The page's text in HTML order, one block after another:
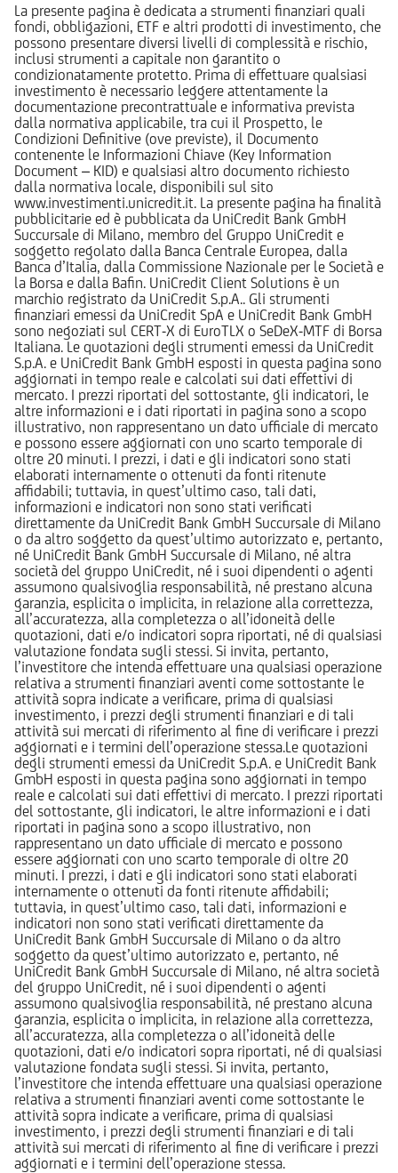
La presente pagina è dedicata a strumenti finanziari quali
fondi, obbligazioni, ETF e altri prodotti di investimento, che
possono presentare diversi livelli di complessità e rischio,
inclusi strumenti a capitale non garantito o
condizionatamente protetto. Prima di effettuare qualsiasi
investimento è necessario leggere attentamente la
documentazione precontrattuale e informativa prevista
dalla normativa applicabile, tra cui il Prospetto, le
Condizioni Definitive (ove previste), il Documento
contenente le Informazioni Chiave (Key Information
Document – KID) e qualsiasi altro documento richiesto
dalla normativa locale, disponibili sul sito
www.investimenti.unicredit.it. La presente pagina ha finalità
pubblicitarie ed è pubblicata da UniCredit Bank GmbH
Succursale di Milano, membro del Gruppo UniCredit e
soggetto regolato dalla Banca Centrale Europea, dalla
Banca d’Italia, dalla Commissione Nazionale per le Società e
la Borsa e dalla Bafin. UniCredit Client Solutions è un
marchio registrato da UniCredit S.p.A.. Gli strumenti
finanziari emessi da UniCredit SpA e UniCredit Bank GmbH
sono negoziati sul CERT-X di EuroTLX o SeDeX-MTF di Borsa
Italiana. Le quotazioni degli strumenti emessi da UniCredit
S.p.A. e UniCredit Bank GmbH esposti in questa pagina sono
aggiornati in tempo reale e calcolati sui dati effettivi di
mercato. I prezzi riportati del sottostante, gli indicatori, le
altre informazioni e i dati riportati in pagina sono a scopo
illustrativo, non rappresentano un dato ufficiale di mercato
e possono essere aggiornati con uno scarto temporale di
oltre 20 minuti. I prezzi, i dati e gli indicatori sono stati
elaborati internamente o ottenuti da fonti ritenute
affidabili; tuttavia, in quest’ultimo caso, tali dati,
informazioni e indicatori non sono stati verificati
direttamente da UniCredit Bank GmbH Succursale di Milano
o da altro soggetto da quest’ultimo autorizzato e, pertanto,
né UniCredit Bank GmbH Succursale di Milano, né altra
società del gruppo UniCredit, né i suoi dipendenti o agenti
assumono qualsivoglia responsabilità, né prestano alcuna
garanzia, esplicita o implicita, in relazione alla correttezza,
all’accuratezza, alla completezza o all’idoneità delle
quotazioni, dati e/o indicatori sopra riportati, né di qualsiasi
valutazione fondata sugli stessi. Si invita, pertanto,
l’investitore che intenda effettuare una qualsiasi operazione
relativa a strumenti finanziari aventi come sottostante le
attività sopra indicate a verificare, prima di qualsiasi
investimento, i prezzi degli strumenti finanziari e di tali
attività sui mercati di riferimento al fine di verificare i prezzi
aggiornati e i termini dell’operazione stessa.Le quotazioni
degli strumenti emessi da UniCredit S.p.A. e UniCredit Bank
GmbH esposti in questa pagina sono aggiornati in tempo
reale e calcolati sui dati effettivi di mercato. I prezzi riportati
del sottostante, gli indicatori, le altre informazioni e i dati
riportati in pagina sono a scopo illustrativo, non
rappresentano un dato ufficiale di mercato e possono
essere aggiornati con uno scarto temporale di oltre 20
minuti. I prezzi, i dati e gli indicatori sono stati elaborati
internamente o ottenuti da fonti ritenute affidabili;
tuttavia, in quest’ultimo caso, tali dati, informazioni e
indicatori non sono stati verificati direttamente da
UniCredit Bank GmbH Succursale di Milano o da altro
soggetto da quest’ultimo autorizzato e, pertanto, né
UniCredit Bank GmbH Succursale di Milano, né altra società
del gruppo UniCredit, né i suoi dipendenti o agenti
assumono qualsivoglia responsabilità, né prestano alcuna
garanzia, esplicita o implicita, in relazione alla correttezza,
all’accuratezza, alla completezza o all’idoneità delle
quotazioni, dati e/o indicatori sopra riportati, né di qualsiasi
valutazione fondata sugli stessi. Si invita, pertanto,
l’investitore che intenda effettuare una qualsiasi operazione
relativa a strumenti finanziari aventi come sottostante le
attività sopra indicate a verificare, prima di qualsiasi
investimento, i prezzi degli strumenti finanziari e di tali
attività sui mercati di riferimento al fine di verificare i prezzi
aggiornati e i termini dell’operazione stessa.